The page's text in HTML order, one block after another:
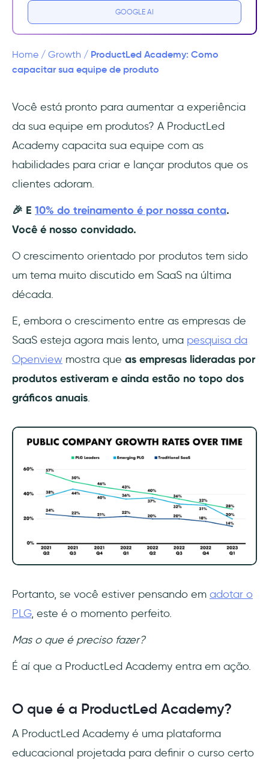
Principais resultados da ProductLed
Academy
Por que escolher a ProductLed Academy?
Conclusão
GOOGLE AI
Home / Growth / ProductLed Academy: Como
capacitar sua equipe de produto
Você está pronto para aumentar a experiência
da sua equipe em produtos? A ProductLed
Academy capacita sua equipe com as
habilidades para criar e lançar produtos que os
clientes adoram.
🎉 E 10% do treinamento é por nossa conta.
Você é nosso convidado.
O crescimento orientado por produtos tem sido
um tema muito discutido em SaaS na última
década.
E, embora o crescimento entre as empresas de
SaaS esteja agora mais lento, uma pesquisa da
Openview mostra que as empresas lideradas por
produtos estiveram e ainda estão no topo dos
gráficos anuais.
Portanto, se você estiver pensando em adotar o
PLG, este é o momento perfeito.
Mas o que é preciso fazer?
É aí que a ProductLed Academy entra em ação.
O que é a ProductLed Academy?
A ProductLed Academy é uma plataforma
educacional projetada para definir o curso certo